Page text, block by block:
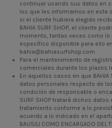
continuar usando sus datos en
los que les informamos en este
si el cliente hubiera elegido
BAHIA SURF SHOP, el cliente
momento, tantas veces como lo
específico disponible para ello
bahia@bahiasurfshop.com
Para el mantenimiento de
comerciales durante los plazos
En aquellos casos en que BAHIA
datos personales respecto de
condición de responsable o
SURF SHOP tratará dichos
tratamiento conforme a lo
acuerdo a lo indicado en el
BAUSILI COMO ENCARGADO